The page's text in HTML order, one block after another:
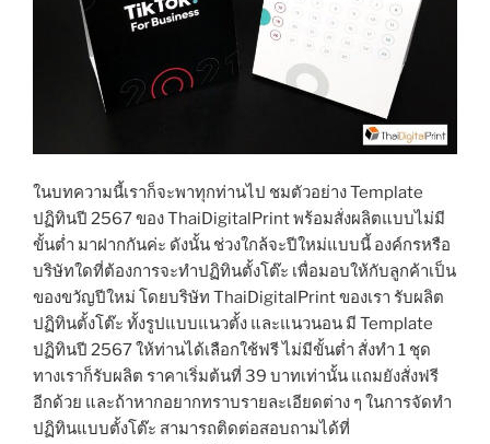
ในบทความนี้เราก็จะพาทุกท่านไป ชมตัวอย่าง Template
ปฏิทินปี 2567 ของ ThaiDigitalPrint พร้อมสั่งผลิตแบบไม่มี
ขั้นต่ำ มาฝากกันค่ะ ดังนั้น ช่วงใกล้จะปีใหม่แบบนี้ องค์กรหรือ
บริษัทใดที่ต้องการจะทำปฏิทินตั้งโต๊ะ เพื่อมอบให้กับลูกค้าเป็น
ของขวัญปีใหม่ โดยบริษัท ThaiDigitalPrint ของเรา รับผลิต
ปฏิทินตั้งโต๊ะ ทั้งรูปแบบแนวตั้ง และแนวนอน มี Template
ปฏิทินปี 2567 ให้ท่านได้เลือกใช้ฟรี ไม่มีขั้นต่ำ สั่งทำ 1 ชุด
ทางเราก็รับผลิต ราคาเริ่มต้นที่ 39 บาทเท่านั้น แถมยังสั่งฟรี
อีกด้วย และถ้าหากอยากทราบรายละเอียดต่าง ๆ ในการจัดทำ
ปฏิทินแบบตั้งโต๊ะ สามารถติดต่อสอบถามได้ที่